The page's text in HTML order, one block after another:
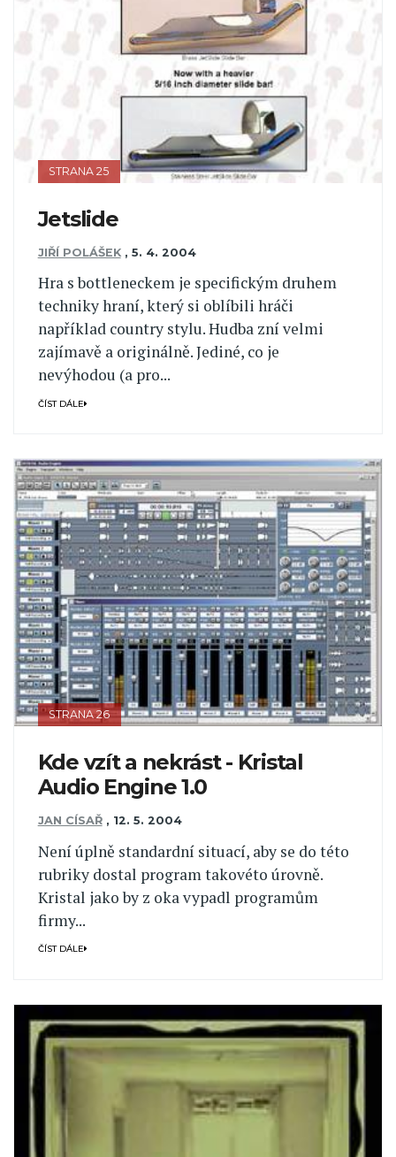
STRANA 25
Jetslide
JIŘÍ POLÁŠEK , 5. 4. 2004
Hra s bottleneckem je specifickým druhem
techniky hraní, který si oblíbili hráči
například country stylu. Hudba zní velmi
zajímavě a originálně. Jediné, co je
nevýhodou (a pro...
ČÍST DÁLE
STRANA 26
Kde vzít a nekrást - Kristal
Audio Engine 1.0
JAN CÍSAŘ , 12. 5. 2004
Není úplně standardní situací, aby se do této
rubriky dostal program takovéto úrovně.
Kristal jako by z oka vypadl programům
firmy...
ČÍST DÁLE